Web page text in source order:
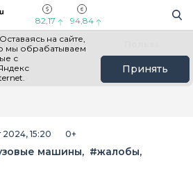
82,17 94,84
Оставаясь на сайте,
мы обрабатываем
с
Принять
Новости России
2024, 15:20 0+
машины
#жалобы